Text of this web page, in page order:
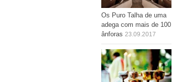
Os Puro Talha de uma
adega com mais de 100
ânforas 23.09.2017